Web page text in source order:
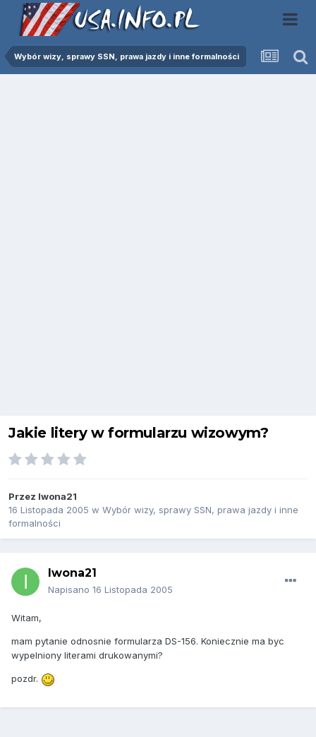
Wybór wizy, sprawy SSN, prawa jazdy i inne formalności
Jakie litery w formularzu wizowym?
Przez Iwona21
16 Listopada 2005 w Wybór wizy, sprawy SSN, prawa jazdy i inne
formalności
Iwona21
Napisano 16 Listopada 2005
Witam,
mam pytanie odnosnie formularza DS-156. Koniecznie ma byc
wypelniony literami drukowanymi?
pozdr.